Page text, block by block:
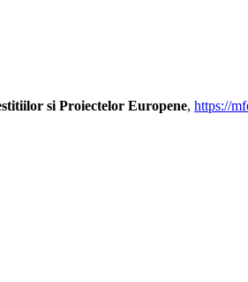
si Proiectelor Europene, https://